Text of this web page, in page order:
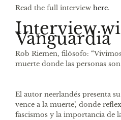
Read the full interview here.
Interview
Vanguardia
Rob Riemen, filósofo:
muerte donde las personas
El autor neerlandés presenta
vence a la muerte’, donde
fascismos y la importancia de